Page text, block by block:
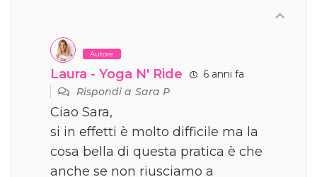
Autore
Laura - Yoga N' Ride
6 anni fa
Rispondi aSara P
Ciao Sara,
si in effetti è molto difficile ma la
cosa bella di questa pratica è che
anche se non riusciamo a